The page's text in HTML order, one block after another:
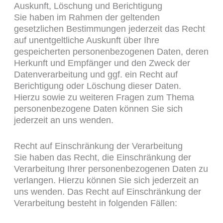
Auskunft, Löschung und Berichtigung
Sie haben im Rahmen der geltenden
gesetzlichen Bestimmungen jederzeit das Recht
auf unentgeltliche Auskunft über Ihre
gespeicherten personenbezogenen Daten, deren
Herkunft und Empfänger und den Zweck der
Datenverarbeitung und ggf. ein Recht auf
Berichtigung oder Löschung dieser Daten.
Hierzu sowie zu weiteren Fragen zum Thema
personenbezogene Daten können Sie sich
jederzeit an uns wenden.
Recht auf Einschränkung der Verarbeitung
Sie haben das Recht, die Einschränkung der
Verarbeitung Ihrer personenbezogenen Daten zu
verlangen. Hierzu können Sie sich jederzeit an
uns wenden. Das Recht auf Einschränkung der
Verarbeitung besteht in folgenden Fällen: